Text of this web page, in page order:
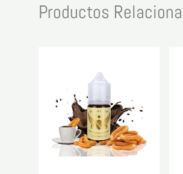
Productos